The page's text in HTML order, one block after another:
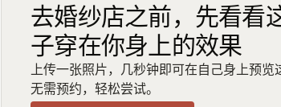
去婚纱店之前，先看看
子穿在你身上的效果
上传一张照片，几秒钟即可在自己身上预览
无需预约，轻松尝试。